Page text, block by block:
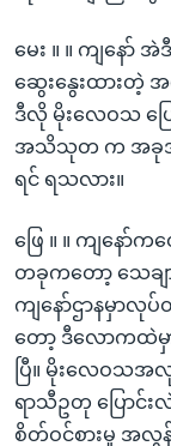
မေး ။ ။ ကျနော်
ဆွေးနွေးထားတဲ့
ဒီလို မိုးလေဝသ ပ
အသိသုတ က အခုအခ
ရင် ရသလား။
ဖြေ ။ ။ ကျနော်
တခုကတော့ သေခ
ကျနော်ဌာနမှာလုပ်
တော့ ဒီလောကထဲမှ
ပြီ။ မိုးလေဝသ
ရာသီဥတု ပြောင်
စိတ်ဝင်စားမှု အလွ